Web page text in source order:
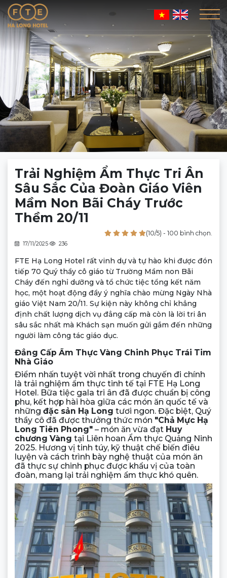
Trải Nghiệm Ẩm Thực Tri Ân
Sâu Sắc Của Đoàn Giáo Viên
Mầm Non Bãi Cháy Trước
Thềm 20/11
(10/5) - 100 bình chọn.
17/11/2025 236
FTE Hạ Long Hotel rất vinh dự và tự hào khi được đón
tiếp 70 Quý thầy cô giáo từ Trường Mầm non Bãi
Cháy đến nghỉ dưỡng và tổ chức tiệc tổng kết năm
học, một hoạt động đầy ý nghĩa chào mừng Ngày Nhà
giáo Việt Nam 20/11. Sự kiện này không chỉ khẳng
định chất lượng dịch vụ đẳng cấp mà còn là lời tri ân
sâu sắc nhất mà Khách sạn muốn gửi gắm đến những
người làm công tác giáo dục.
Đẳng Cấp Ẩm Thực Vàng Chinh Phục Trái Tim
Nhà Giáo
Điểm nhấn tuyệt vời nhất trong chuyến đi chính
là trải nghiệm ẩm thực tinh tế tại FTE Hạ Long
Hotel. Bữa tiệc gala tri ân đã được chuẩn bị công
phu, kết hợp hài hòa giữa các món ăn quốc tế và
những đặc sản Hạ Long tươi ngon. Đặc biệt, Quý
thầy cô đã được thưởng thức món "Chả Mực Hạ
Long Tiên Phong" – món ăn vừa đạt Huy
chương Vàng tại Liên hoan Ẩm thực Quảng Ninh
2025. Hương vị tinh túy, kỹ thuật chế biến điêu
luyện và cách trình bày nghệ thuật của món ăn
đã thực sự chinh phục được khẩu vị của toàn
đoàn, mang lại trải nghiệm ẩm thực khó quên.